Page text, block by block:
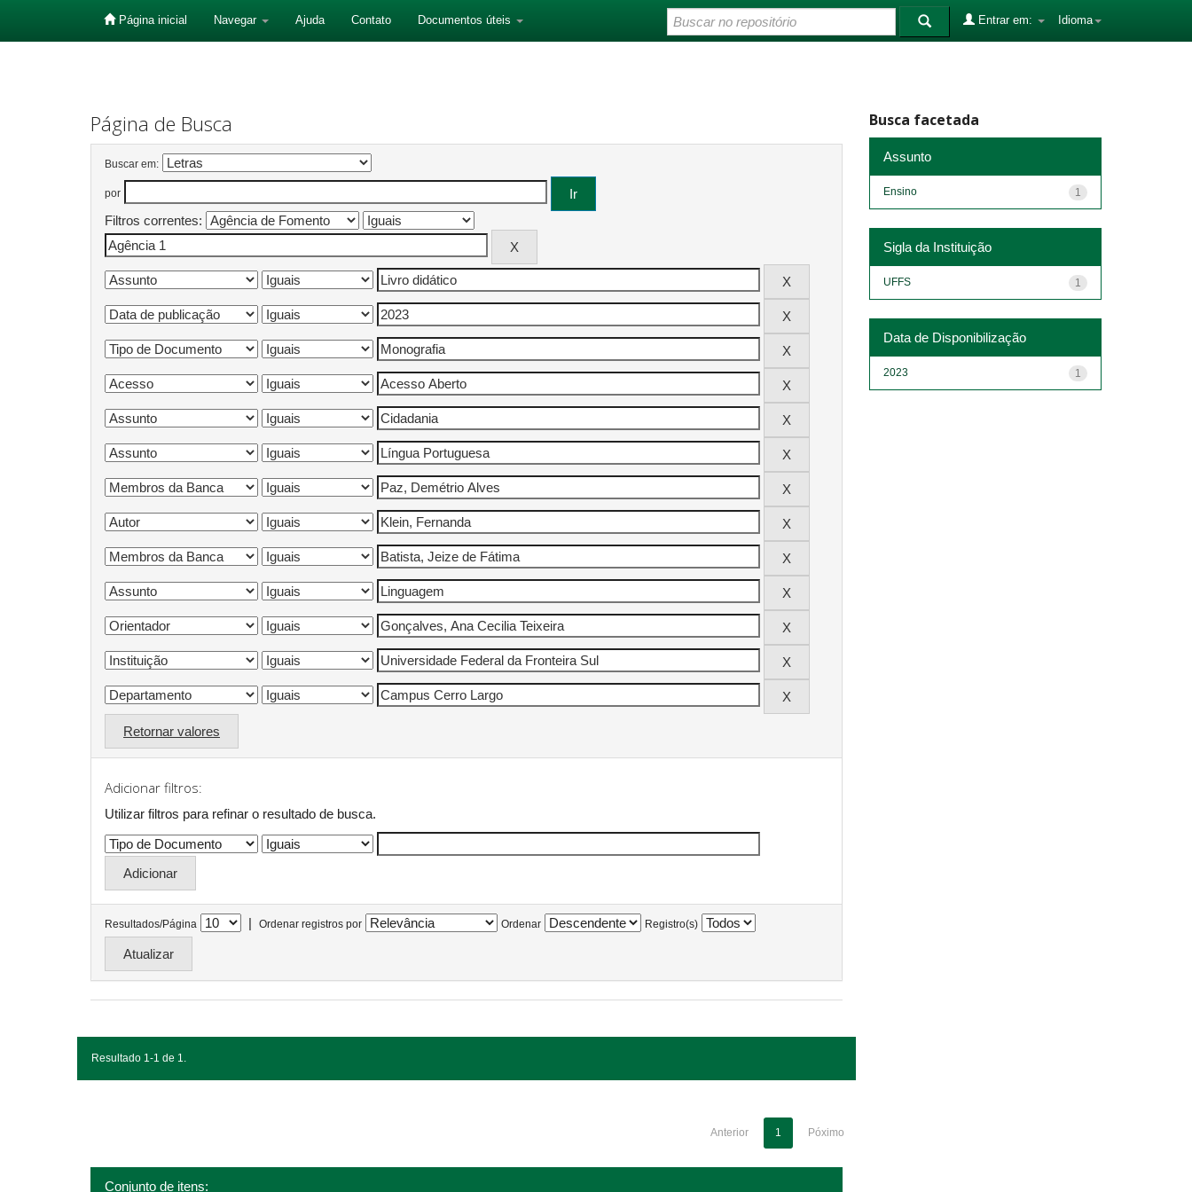
Página inicial Navegar Ajuda Contato Documentos úteis Idioma
Entrar em:
Página de Busca
Buscar em:
por
Filtros correntes:
Retornar valores
Adicionar filtros:
Utilizar filtros para refinar o resultado de busca.
Resultados/Página | Ordenar registros por Ordenar Registro(s)
Resultado 1-1 de 1.
Anterior 1 Póximo
Conjunto de itens:
Busca facetada
Assunto
1
Ensino
Sigla da Instituição
1
UFFS
Data de Disponibilização
1
2023